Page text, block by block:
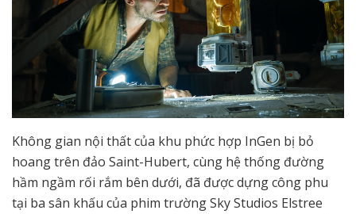
Không gian nội thất của khu phức hợp InGen bị bỏ
hoang trên đảo Saint-Hubert, cùng hệ thống đường
hầm ngầm rối rắm bên dưới, đã được dựng công phu
tại ba sân khấu của phim trường Sky Studios Elstree